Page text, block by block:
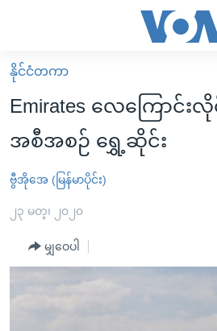
လွယ်ကူ
စေ
သည့်
များ
ပင်မ
ကြည့်
မူလစာမျက်နှာ
မြန်မာ
ကမ္ဘာ့သတင်းများ
နိုင်ငံတကာ
အစ္စရေး-ပါလက်စတိုင်း
ဗွီဒီယို
အင်္ဂလိပ်စာလေ့လာမယ်
အမေရိကန်သုံးအီဒီယံ
အပတ်စဉ်ကဏ္ဍများ
ရေဒီယိုနှင့်ရုပ်သံ အချက်အလက်များ
နိုင်ငံတကာ
Emirates လေကြောင်း
အစီအစဉ် ရွှေ့ဆိုင်း
ဗွီအိုအေ (မြန်မာပိုင်း)
၂၃ မတ္၊ ၂၀၂၀
မျှဝေပါ